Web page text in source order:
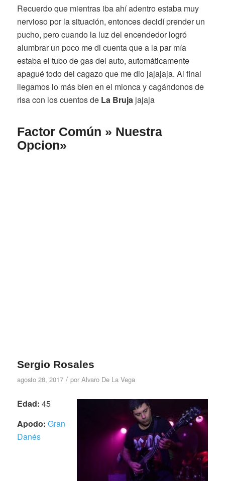
Recuerdo que mientras iba ahí adentro estaba muy
nervioso por la situación, entonces decidí prender un
pucho, pero cuando la luz del encendedor logró
alumbrar un poco me di cuenta que a la par mía
estaba el tubo de gas del auto, automáticamente
apagué todo del cagazo que me dio jajajaja. Al final
llegamos lo más bien en el mionca y cagándonos de
risa con los cuentos de La Brujajajaja
Factor Común » Nuestra
Opcion»
Sergio Rosales
agosto 28, 2017 / por Alvaro De La Vega
Edad: 45
Apodo: Gran
Danés